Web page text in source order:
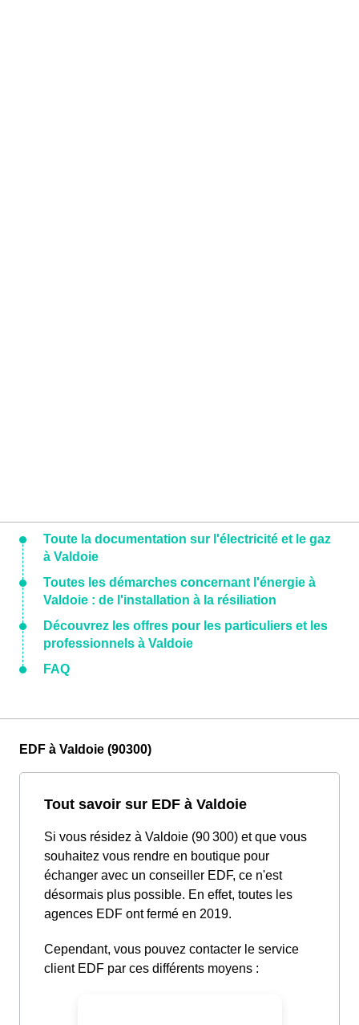
Toute la documentation sur l'électricité et le gaz
à Valdoie
Toutes les démarches concernant l'énergie à
Valdoie : de l'installation à la résiliation
Découvrez les offres pour les particuliers et les
professionnels à Valdoie
FAQ
EDF à Valdoie (90300)
Tout savoir sur EDF à Valdoie
Si vous résidez à Valdoie (90 300) et que vous
souhaitez vous rendre en boutique pour
échanger avec un conseiller EDF, ce n'est
désormais plus possible. En effet, toutes les
agences EDF ont fermé en 2019.
Cependant, vous pouvez contacter le service
client EDF par ces différents moyens :